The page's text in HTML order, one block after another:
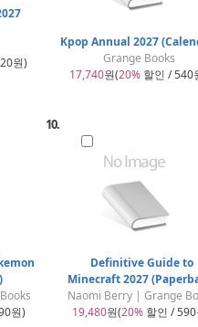
원)
Kpop Annual 2027
Grange Books
17,740원(20% 할인 / 540
원)
10.
Definitive Guide to
Minecraft 2027
Naomi Berry | Grange
19,480원(20% 할인 /